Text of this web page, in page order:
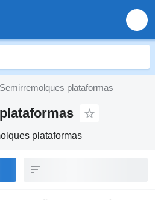
Semirremolques plataformas
plataformas